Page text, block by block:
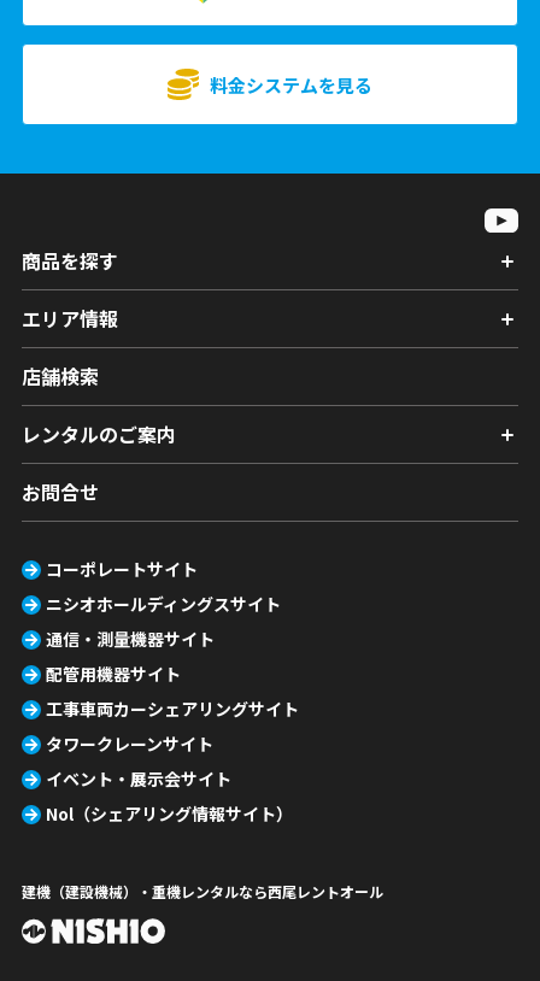
料金システムを見る
商品を探す
エリア情報
店舗検索
レンタルのご案内
お問合せ
コーポレートサイト
ニシオホールディングスサイト
通信・測量機器サイト
配管用機器サイト
工事車両カーシェアリングサイト
タワークレーンサイト
イベント・展示会サイト
Nol（シェアリング情報サイト）
建機（建設機械）・重機レンタルなら西尾レントオール